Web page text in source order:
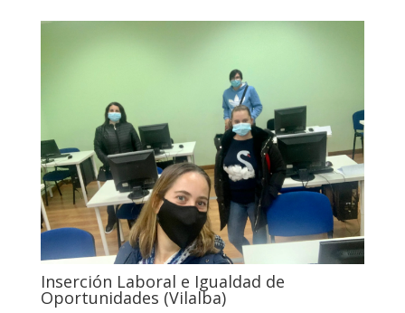
Inserción Laboral e Igualdad de
Oportunidades (Vilalba)